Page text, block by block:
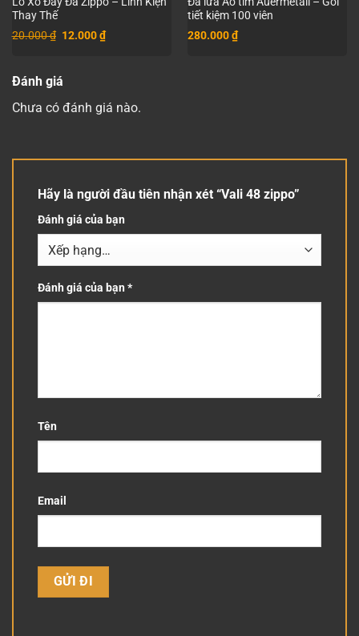
Thay Thế
20.000₫ Giá
12.000₫Giá
hiện
tiết kiệm 100 viên
280.000₫
Đánh giá
Chưa có đánh giá nào.
Hãy là người đầu tiên nhận xét “Vali 48 zippo”
Đánh giá của bạn
Đánh giá của bạn *
Tên
Email